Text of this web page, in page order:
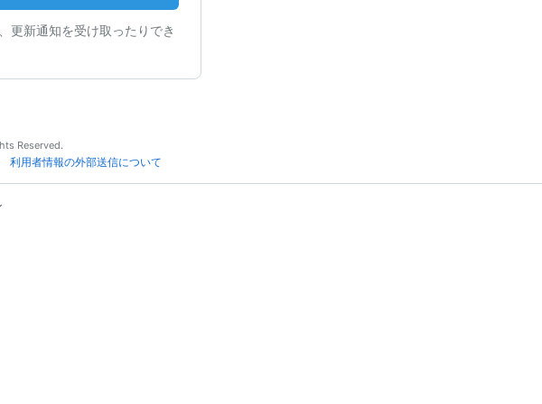
更新通知を受け取ったりでき
Reserved.
利用者情報の外部送信について